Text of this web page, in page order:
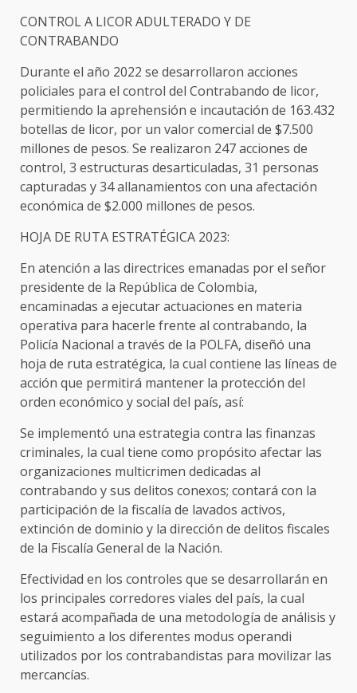
CONTROL A LICOR ADULTERADO Y DE
CONTRABANDO
Durante el año 2022 se desarrollaron acciones
policiales para el control del Contrabando de licor,
permitiendo la aprehensión e incautación de 163.432
botellas de licor, por un valor comercial de $7.500
millones de pesos. Se realizaron 247 acciones de
control, 3 estructuras desarticuladas, 31 personas
capturadas y 34 allanamientos con una afectación
económica de $2.000 millones de pesos.
HOJA DE RUTA ESTRATÉGICA 2023:
En atención a las directrices emanadas por el señor
presidente de la República de Colombia,
encaminadas a ejecutar actuaciones en materia
operativa para hacerle frente al contrabando, la
Policía Nacional a través de la POLFA, diseñó una
hoja de ruta estratégica, la cual contiene las líneas de
acción que permitirá mantener la protección del
orden económico y social del país, así:
Se implementó una estrategia contra las finanzas
criminales, la cual tiene como propósito afectar las
organizaciones multicrimen dedicadas al
contrabando y sus delitos conexos; contará con la
participación de la fiscalía de lavados activos,
extinción de dominio y la dirección de delitos fiscales
de la Fiscalía General de la Nación.
Efectividad en los controles que se desarrollarán en
los principales corredores viales del país, la cual
estará acompañada de una metodología de análisis y
seguimiento a los diferentes modus operandi
utilizados por los contrabandistas para movilizar las
mercancías.